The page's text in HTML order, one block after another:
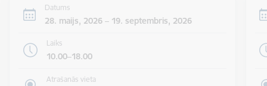
Datums
28. maijs, 2026 – 19. septembris, 2026
Laiks
10.00–18.00
Atrašanās vieta